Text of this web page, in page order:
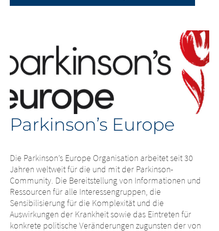
Parkinson’s Europe
Die Parkinson’s Europe Organisation arbeitet seit 30
Jahren weltweit für die und mit der Parkinson-
Community. Die Bereitstellung von Informationen und
Ressourcen für alle Interessengruppen, die
Sensibilisierung für die Komplexität und die
Auswirkungen der Krankheit sowie das Eintreten für
konkrete politische Veränderungen zugunsten der von